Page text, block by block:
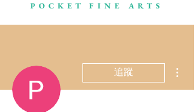
POCKET FINE ARTS
追蹤